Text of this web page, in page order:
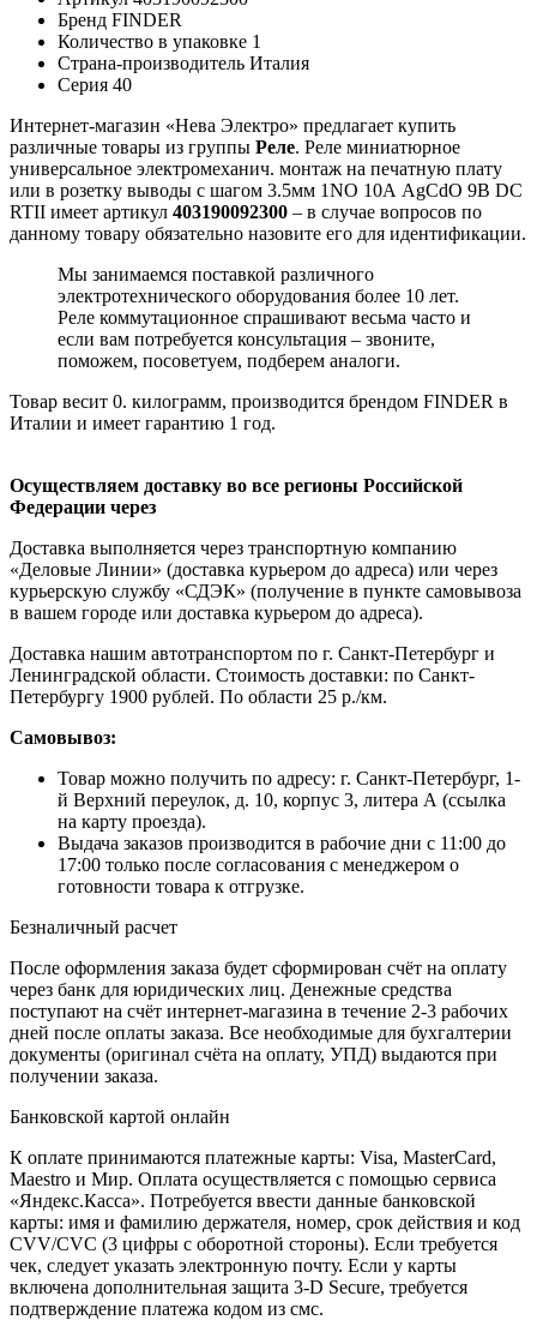
Бренд FINDER
Количество в упаковке 1
Страна-производитель Италия
Серия 40
Интернет-магазин «Нева Электро» предлагает купить
различные товары из группы Реле. Реле миниатюрное
универсальное электромеханич. монтаж на печатную плату
или в розетку выводы с шагом 3.5мм 1NO 10А AgCdO 9В DC
RTII имеет артикул 403190092300 – в случае вопросов по
данному товару обязательно назовите его для идентификации.
Мы занимаемся поставкой различного
электротехнического оборудования более 10 лет.
Реле коммутационное спрашивают весьма часто и
если вам потребуется консультация – звоните,
поможем, посоветуем, подберем аналоги.
Товар весит 0. килограмм, производится брендом FINDER в
Италии и имеет гарантию 1 год.
Осуществляем доставку во все регионы Российской
Федерации через
Доставка выполняется через транспортную компанию
«Деловые Линии» (доставка курьером до адреса) или через
курьерскую службу «СДЭК» (получение в пункте самовывоза
в вашем городе или доставка курьером до адреса).
Доставка нашим автотранспортом по г. Санкт-Петербург и
Ленинградской области. Стоимость доставки: по Санкт-
Петербургу 1900 рублей. По области 25 р./км.
Самовывоз:
Товар можно получить по адресу: г. Санкт-Петербург, 1-
й Верхний переулок, д. 10, корпус 3, литера А (ссылка
на карту проезда).
Выдача заказов производится в рабочие дни с 11:00 до
17:00 только после согласования с менеджером о
готовности товара к отгрузке.
Безналичный расчет
После оформления заказа будет сформирован счёт на оплату
через банк для юридических лиц. Денежные средства
поступают на счёт интернет-магазина в течение 2-3 рабочих
дней после оплаты заказа. Все необходимые для бухгалтерии
документы (оригинал счёта на оплату, УПД) выдаются при
получении заказа.
Банковской картой онлайн
К оплате принимаются платежные карты: Visa, MasterCard,
Maestro и Мир. Оплата осуществляется с помощью сервиса
«Яндекс.Касса». Потребуется ввести данные банковской
карты: имя и фамилию держателя, номер, срок действия и код
CVV/CVC (3 цифры с оборотной стороны). Если требуется
чек, следует указать электронную почту. Если у карты
включена дополнительная защита 3-D Secure, требуется
подтверждение платежа кодом из смс.